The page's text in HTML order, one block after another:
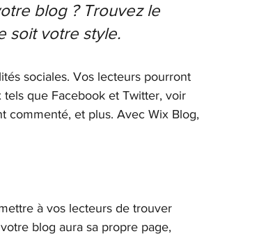
blog ? Trouvez le
soit votre style.
sociales. Vos lecteurs pourront
que Facebook et Twitter, voir
commenté, et plus. Avec Wix Blog,
à vos lecteurs de trouver
blog aura sa propre page,